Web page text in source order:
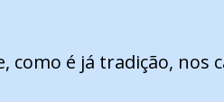
é já tradição, nos